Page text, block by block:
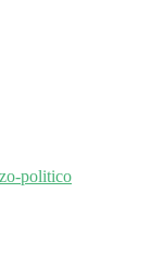
politico